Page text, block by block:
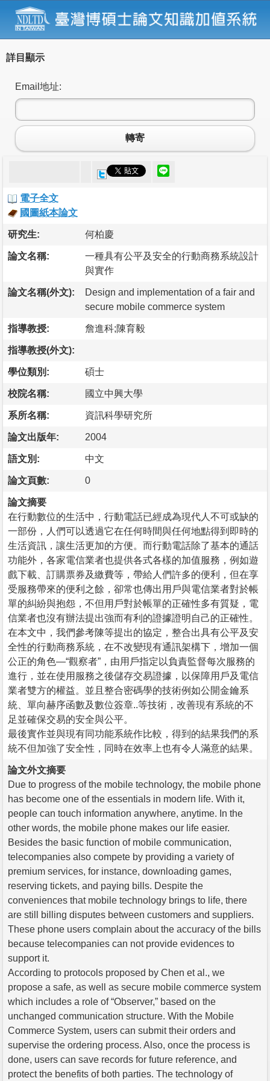
詳目顯示
Email地址:
轉寄
電子全文
國圖紙本論文
研究生: 何柏慶
論文名稱:
一種具有公平及安全的行動商務系統設計
與實作
論文名稱(外文):
Design and implementation of a fair and
secure mobile commerce system
指導教授: 詹進科;陳育毅
指導教授(外文):
學位類別: 碩士
校院名稱: 國立中興大學
系所名稱: 資訊科學研究所
論文出版年: 2004
語文別: 中文
論文頁數: 0
論文摘要
在行動數位的生活中，行動電話已經成為現代人不可或缺的
一部份，人們可以透過它在任何時間與任何地點得到即時的
生活資訊，讓生活更加的方便。而行動電話除了基本的通話
功能外，各家電信業者也提供各式各樣的加值服務，例如遊
戲下載、訂購票券及繳費等，帶給人們許多的便利，但在享
受服務帶來的便利之餘，卻常也傳出用戶與電信業者對於帳
單的糾紛與抱怨，不但用戶對於帳單的正確性多有質疑，電
信業者也沒有辦法提出強而有利的證據證明自己的正確性。
在本文中，我們參考陳等提出的協定，整合出具有公平及安
全性的行動商務系統，在不改變現有通訊架構下，增加一個
公正的角色—“觀察者”，由用戶指定以負責監督每次服務的
進行，並在使用服務之後儲存交易證據，以保障用戶及電信
業者雙方的權益。並且整合密碼學的技術例如公開金鑰系
統、單向赫序函數及數位簽章..等技術，改善現有系統的不
足並確保交易的安全與公平。
最後實作並與現有同功能系統作比較，得到的結果我們的系
統不但加強了安全性，同時在效率上也有令人滿意的結果。
論文外文摘要
Due to progress of the mobile technology, the mobile phone
has become one of the essentials in modern life. With it,
people can touch information anywhere, anytime. In the
other words, the mobile phone makes our life easier.
Besides the basic function of mobile communication,
telecompanies also compete by providing a variety of
premium services, for instance, downloading games,
reserving tickets, and paying bills. Despite the
conveniences that mobile technology brings to life, there
are still billing disputes between customers and suppliers.
These phone users complain about the accuracy of the bills
because telecompanies can not provide evidences to
support it.
According to protocols proposed by Chen et al., we
propose a safe, as well as secure mobile commerce system
which includes a role of “Observer,” based on the
unchanged communication structure. With the Mobile
Commerce System, users can submit their orders and
supervise the ordering process. Also, once the process is
done, users can save records for future reference, and
protect the benefits of both parties. The technology of